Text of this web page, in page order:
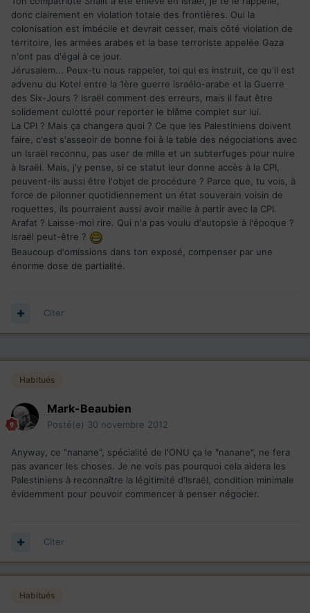
donc clairement en violation totale des frontières. Oui la
colonisation est imbécile et devrait cesser, mais côté violation de
territoire, les armées arabes et la base terroriste appelée Gaza
n'ont pas d'égal à ce jour.
Jérusalem... Peux-tu nous rappeler, toi qui es instruit, ce qu'il est
advenu du Kotel entre la 1ère guerre israélo-arabe et la Guerre
des Six-Jours ? Israël comment des erreurs, mais il faut être
solidement culotté pour reporter le blâme complet sur lui.
La CPI ? Mais ça changera quoi ? Ce que les Palestiniens doivent
faire, c'est s'asseoir de bonne foi à la table des négociations avec
un Israël reconnu, pas user de mille et un subterfuges pour nuire
à Israël. Mais, j'y pense, si ce statut leur donne accès à la CPI,
peuvent-ils aussi être l'objet de procédure ? Parce que, tu vois, à
force de pilonner quotidiennement un état souverain voisin de
roquettes, ils pourraient aussi avoir maille à partir avec la CPI.
Arafat ? Laisse-moi rire. Qui n'a pas voulu d'autopsie à l'époque ?
Israël peut-être ?
Beaucoup d'omissions dans ton exposé, compenser par une
énorme dose de partialité.
Citer
Habitués
Mark-Beaubien
Posté(e) 30 novembre 2012
Anyway, ce "nanane", spécialité de l'ONU ça le "nanane", ne fera
pas avancer les choses. Je ne vois pas pourquoi cela aidera les
Palestiniens à reconnaître la légitimité d'Israël, condition minimale
évidemment pour pouvoir commencer à penser négocier.
Citer
Habitués